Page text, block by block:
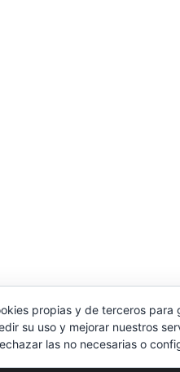
propias y de terceros para
su uso y mejorar nuestros
las no necesarias o